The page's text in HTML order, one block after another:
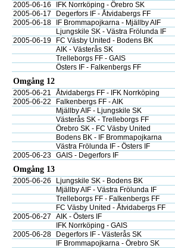
2005-06-16 IFK Norrköping - Örebro SK
2005-06-17
Degerfors IF - Åtvidabergs FF
2005-06-18
IF Brommapojkarna - Mjällby AIF
Ljungskile SK - Västra Frölunda IF
2005-06-19
FC Väsby United - Bodens BK
AIK - Västerås SK
Trelleborgs FF - GAIS
Östers IF - Falkenbergs FF
Omgång 12
2005-06-21 Åtvidabergs FF - IFK Norrköping
2005-06-22
Falkenbergs FF - AIK
Mjällby AIF - Ljungskile SK
Västerås SK - Trelleborgs FF
Örebro SK - FC Väsby United
Bodens BK - IF Brommapojkarna
Västra Frölunda IF - Östers IF
2005-06-23 GAIS - Degerfors IF
Omgång 13
2005-06-26 Ljungskile SK - Bodens BK
Mjällby AIF - Västra Frölunda IF
Trelleborgs FF - Falkenbergs FF
FC Väsby United - Åtvidabergs FF
2005-06-27
AIK - Östers IF
IFK Norrköping - GAIS
2005-06-28
Degerfors IF - Västerås SK
IF Brommapojkarna - Örebro SK